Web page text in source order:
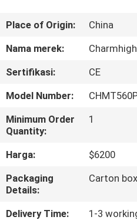
TENTANG
TUR
PABRIK
KONTROL
KUALITAS
HUBUNGI
Place of Origin:
China
Nama merek:
Charmhigh
Sertifikasi:
CE
Model Number:
Minimum Order
Quantity:
1
Harga:
$6200
Packaging
Details:
Carton box
Delivery Time:
1-3